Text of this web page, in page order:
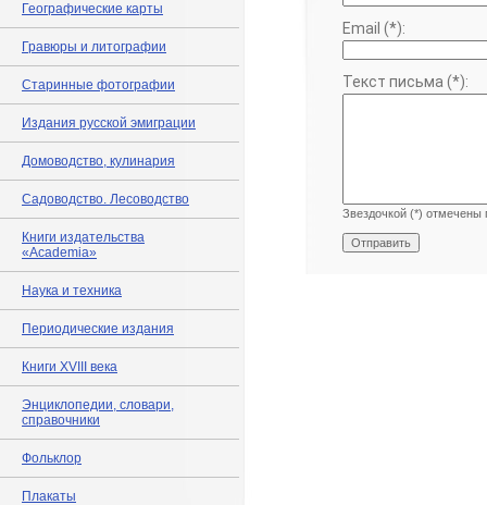
Географические карты
Гравюры и литографии
Старинные фотографии
Издания русской эмиграции
Домоводство, кулинария
Садоводство. Лесоводство
Книги издательства
«Academia»
Наука и техника
Периодические издания
Книги XVIII века
Энциклопедии, словари,
справочники
Фольклор
Плакаты
Email (*):
Текст письма (*):
Звездочкой (*) отмечены